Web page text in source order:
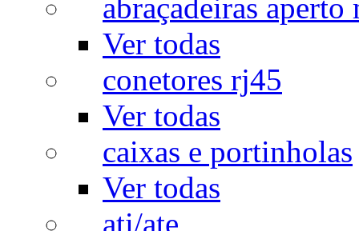
abraçadeiras aperto
Ver todas
conetores rj45
Ver todas
caixas e portinholas
Ver todas
ati/ate